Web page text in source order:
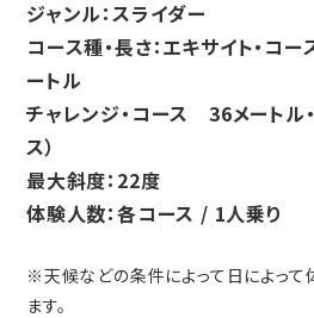
ジャンル：スライダー
コース種・長さ：エキサイト・コ
ートル
チャレンジ・コース 36メートル
ス）
最大斜度：22度
体験人数：各コース / 1人乗り
※天候などの条件によって日によって
ます。